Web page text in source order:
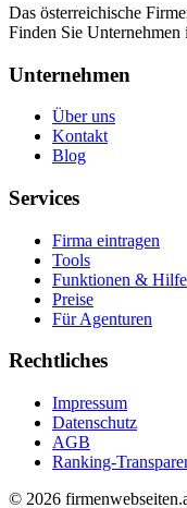
Das österreichische
Finden Sie Unternehmen
Unternehmen
Über uns
Kontakt
Blog
Services
Firma eintragen
Tools
Funktionen & Hilfe
Preise
Für Agenturen
Rechtliches
Impressum
Datenschutz
AGB
Ranking-
© 2026